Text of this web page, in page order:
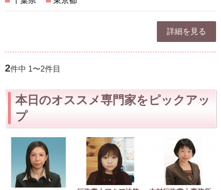
詳細を見る
2件中 1〜2件目
本日のオススメ専門家をピックアッ
プ